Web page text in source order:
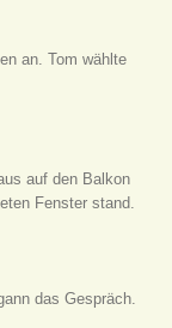
an. Tom wählte
auf den Balkon
Fenster stand.
das Gespräch.